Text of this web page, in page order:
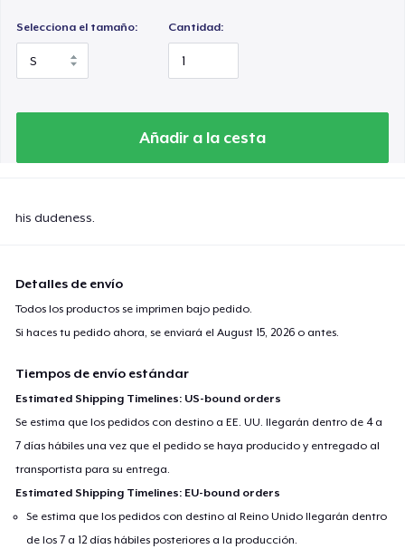
Selecciona el tamaño: Cantidad:
Añadir a la cesta
his dudeness.
Detalles de envío
Todos los productos se imprimen bajo pedido.
Si haces tu pedido ahora, se enviará elAugust 15, 2026 o antes.
Tiempos de envío estándar
Estimated Shipping Timelines: US-bound orders
Se estima que los pedidos con destino a EE. UU. llegarán dentro de 4 a
7 días hábiles una vez que el pedido se haya producido y entregado al
transportista para su entrega.
Estimated Shipping Timelines: EU-bound orders
Se estima que los pedidos con destino al Reino Unido llegarán dentro
de los 7 a 12 días hábiles posteriores a la producción.